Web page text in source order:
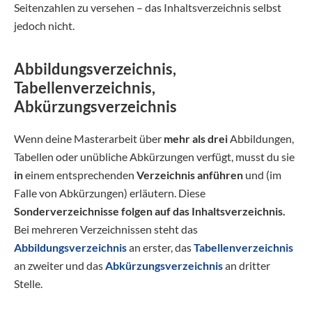
Seitenzahlen zu versehen – das Inhaltsverzeichnis selbst
jedoch nicht.
Abbildungsverzeichnis,
Tabellenverzeichnis,
Abkürzungsverzeichnis
Wenn deine Masterarbeit über mehr als dreiAbbildungen,
Tabellen oder unübliche Abkürzungen verfügt, musst du sie
ineinem entsprechenden Verzeichnis anführen und (im
Falle von Abkürzungen) erläutern. Diese
Sonderverzeichnisse folgen auf das Inhaltsverzeichnis.
Bei mehreren Verzeichnissen steht das
Abbildungsverzeichnisan erster, dasTabellenverzeichnis
an zweiter und dasAbkürzungsverzeichnisan dritter
Stelle.